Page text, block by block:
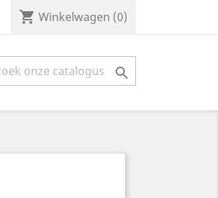
shopping_cart Winkelwagen (0)
